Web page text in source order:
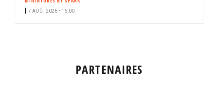
7 AOÛ. 2026 • 16:00
PARTENAIRES